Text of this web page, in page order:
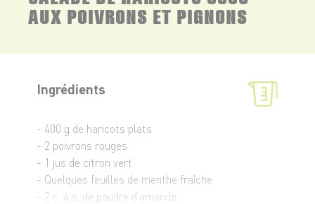
AUX POIVRONS ET PIGNONS
Ingrédients
- 400 g de haricots plats
- 2 poivrons rouges
- 1 jus de citron vert
- Quelques feuilles de menthe fraîche
- 2 c. à s. de poudre d’amande